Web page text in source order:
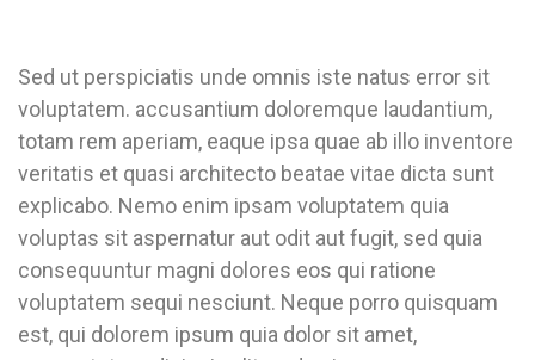
Sed ut perspiciatis unde omnis iste natus error sit
voluptatem. accusantium doloremque laudantium,
totam rem aperiam, eaque ipsa quae ab illo inventore
veritatis et quasi architecto beatae vitae dicta sunt
explicabo. Nemo enim ipsam voluptatem quia
voluptas sit aspernatur aut odit aut fugit, sed quia
consequuntur magni dolores eos qui ratione
voluptatem sequi nesciunt. Neque porro quisquam
est, qui dolorem ipsum quia dolor sit amet,